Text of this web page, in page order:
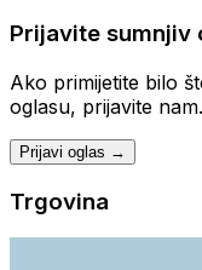
Prijavite sumnjiv
Ako primijetite bilo
oglasu, prijavite nam.
Prijavi oglas →
Trgovina